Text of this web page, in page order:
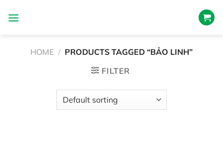
HOME / PRODUCTS TAGGED “BẢO LINH”
FILTER